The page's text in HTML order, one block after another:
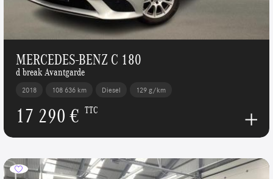
MERCEDES-BENZ C 180
d break Avantgarde
2018 108 636 km Diesel 129 g/km
17 290 € TTC